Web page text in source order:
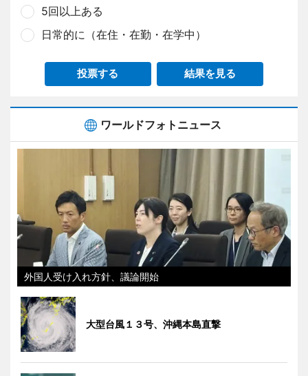
5回以上ある
日常的に（在住・在勤・在学中）
投票する 結果を見る
ワールドフォトニュース
外国人受け入れ方針、議論開始
大型台風１３号、沖縄本島直撃